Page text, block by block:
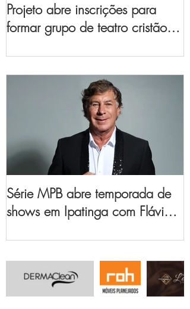
Projeto abre inscrições para
formar grupo de teatro cristão
Série MPB abre temporada de
shows em Ipatinga com Flávio